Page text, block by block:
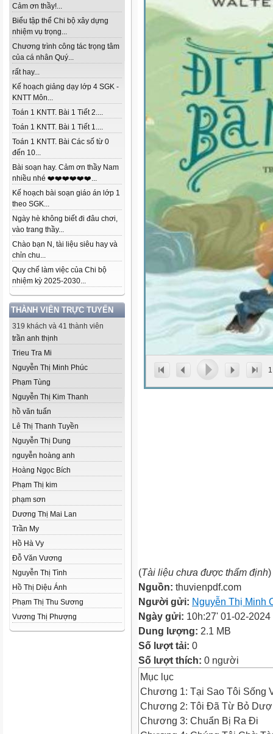
Cảm ơn thầy!...
Biểu tập thể Chi bộ xây dựng
nhiệm vụ trọng...
Chương trình công tác trọng tâm
của cá nhân Quý...
rất hay...
Kế hoạch giảng dạy lớp 4 SGK -
KNTT Môn...
Toán 1 KNTT. Bài 1 Tiết 2....
Toán 1 KNTT. Bài 1 Tiết 1....
Toán 1 KNTT. Bài Các số từ 0
đến 10...
Bài soạn hay. Cảm ơn thầy Nam
nhiều nhé ❤️❤️❤️❤️❤️❤️...
Kế hoạch bài soạn giáo án lớp 1
theo SGK...
Ngày hè không biết đi đâu chơi,
vào trang thầy...
Chào bạn N, tài liệu siêu hay và
chỉn chu...
Quy chế làm việc của Chi bộ
nhiệm kỳ 2025-2030...
THÀNH VIÊN TRỰC TUYẾN
319 khách và 41 thành viên
trần anh thịnh
Trieu Tra Mi
Nguyễn Thị Minh Phúc
Phạm Tùng
Nguyễn Thị Kim Thanh
hồ văn tuấn
Lê Thị Thanh Tuyền
Nguyễn Thị Dung
nguyễn hoàng anh
Hoàng Ngọc Bích
Phạm Thị kim
phạm sơn
Dương Thị Mai Lan
Trần My
Hồ Hà Vy
Đỗ Văn Vương
Nguyễn Thị Tình
Hồ Thị Diệu Ánh
Phạm Thị Thu Sương
Vương Thị Phượng
1
(Tài liệu chưa được thẩm định)
Nguồn: thuvienpdf.com
Người gửi: Nguyễn Thị Minh
Ngày gửi: 10h:27' 01-02-2024
Dung lượng: 2.1 MB
Số lượt tải: 0
Số lượt thích: 0 người
Mục lục
Chương 1: Tại Sao Tôi Sống
Chương 2: Tôi Đã Từ Bỏ
Chương 3: Chuẩn Bị Ra Đi